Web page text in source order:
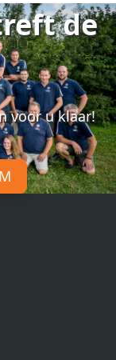
de
voor u klaar!